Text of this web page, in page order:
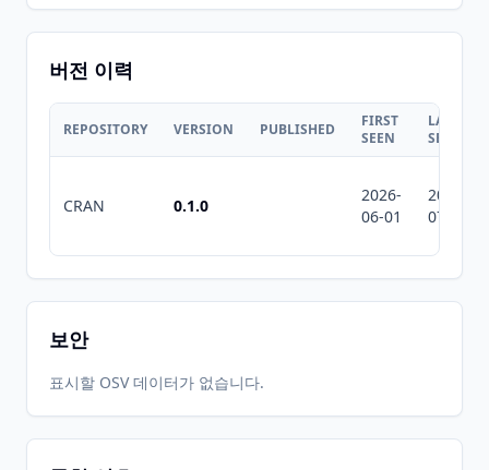
버전 이력
REPOSITORY VERSION PUBLISHED
FIRST
SEEN
LAST
SEEN
CRAN 0.1.0
2026-
06-01
2026-
07-10
보안
표시할 OSV 데이터가 없습니다.